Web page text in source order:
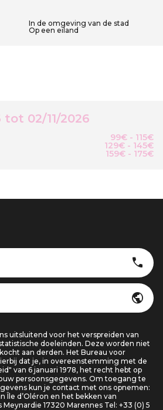
In de omgeving van de stad
Op een eiland
tot 02/11/2026
99€ - 115€
129€ - 145€
159€ - 175€
uitsluitend voor het verspreiden van
doeleinden. Deze worden niet
aan derden. Het Bureau voor
dat je, in overeenstemming met de
van 6 januari 1978, het recht hebt op
persoonsgegevens. Om toegang te
kun je contact met ons opnemen:
Île d’Oléron en het bekken van
17320 Marennes Tel: +33 (0) 5